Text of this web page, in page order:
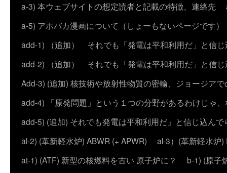
a-3) 本ウェブサイトの想定読者と記載の特徴、連絡先
a-5) アホバカ漫画について（しょーもないページです）
add-1) （追加） それでも「発電は平和利用だ」と信
add-2) （追加） それでも「発電は平和利用だ」と信
Add-3) (追加) 核技術や放射性物質の密輸、ジョージアで
add-4) 「原発問題」という１つの分野があるわけじゃ
add-5) (追加) それでも発電は平和利用だ」と信じ込ん
al-2) (革新軽水炉) ABWR (+ APWR)
al-3）(革新軽水炉)
at-1) (ATF) 新型の核燃料を古い 原子炉に？
b-1) (原子